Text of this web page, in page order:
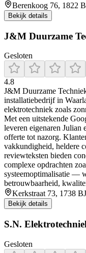
Berenkoog 76, 1822
Bekijk details
J&M Duurzame
Gesloten
4.8
J&M Duurzame
installatiebedrijf in
elektrotechniek zoals
Met een uitstekende
leveren eigenaren Julian
offerte tot nazorg.
vakkundigheid, heldere
reviewteksten bieden
complexe opdrachten
systeemoptimalisatie —
betrouwbaarheid,
Kerkstraat 73, 1738
Bekijk details
S.N.
Gesloten